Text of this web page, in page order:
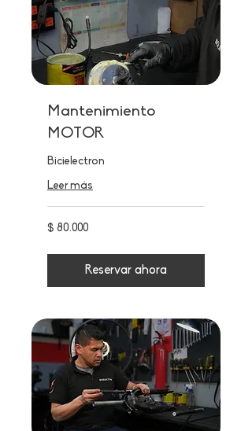
Mantenimiento
MOTOR
Bicielectron
Leer más
80.000
pesos
$ 80.000
Reservar ahora